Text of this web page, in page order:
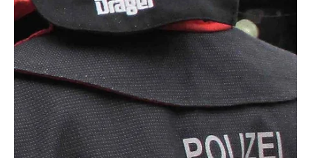
Redaktion soaktuell.ch
14. Juni 2023
1 Min. Lesezeit
KANTON SOLOTHURN
Erlinsbach feiert "850 Jahre Speuz"
Erlinsbach ist 850 Jahre alt und das ganze Dorf feiert. Trotz